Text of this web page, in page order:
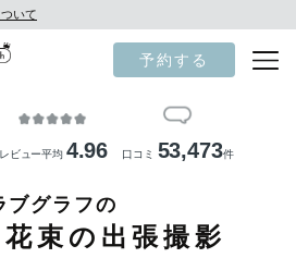
いて
予約する
レビュー平均 4.96 口コミ 53,473件
ブグラフの
束の出張撮影